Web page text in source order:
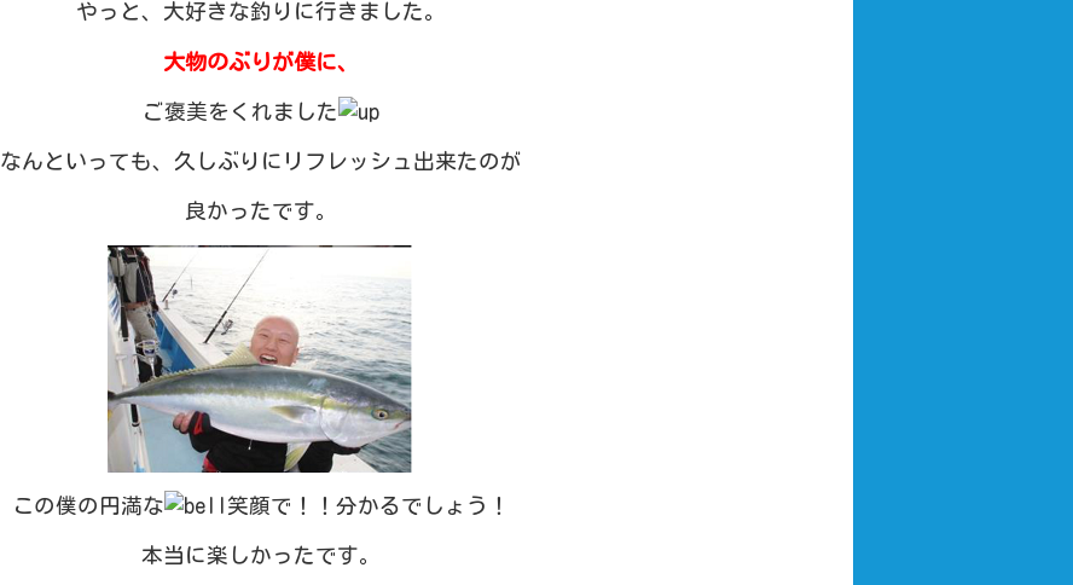
やっと、大好きな釣りに行きました。
大物のぶりが僕に、
ご褒美をくれました
なんといっても、久しぶりにリフレッシュ出来たのが
良かったです。
この僕の円満な 笑顔で！！分かるでしょう！
本当に楽しかったです。